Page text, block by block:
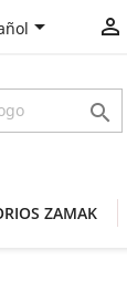
 

ZAMAK